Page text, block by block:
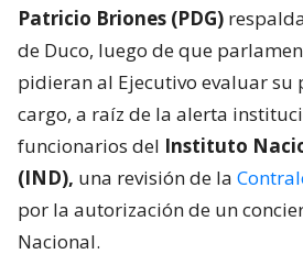
Patricio Briones (PDG)
de Duco, luego de que
pidieran al Ejecutivo evaluar su
cargo, a raíz de la alerta
funcionarios del Instituto
(IND), una revisión de la
por la autorización de un
Nacional.